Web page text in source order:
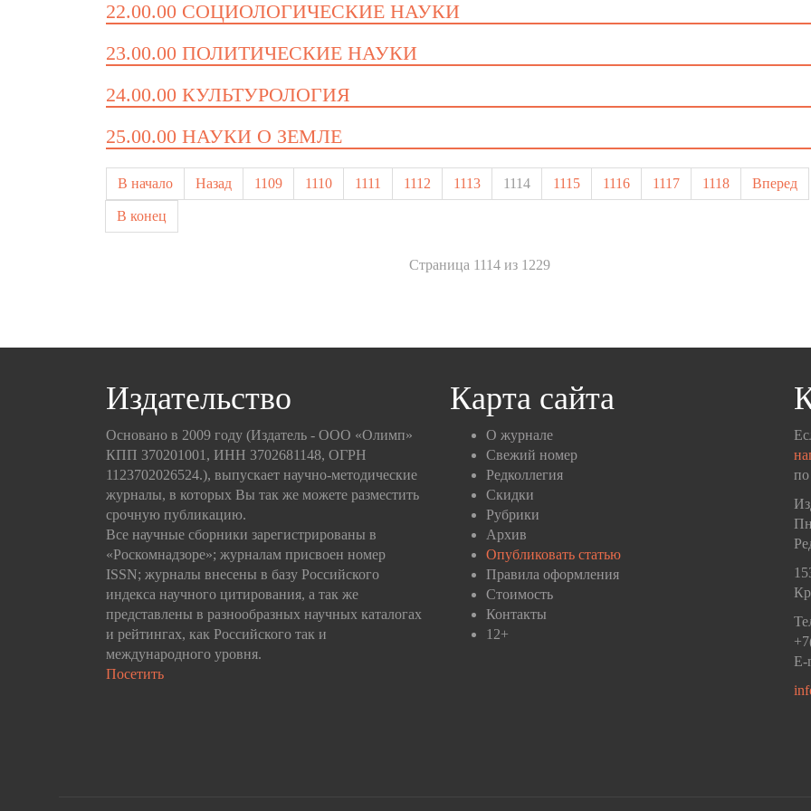
22.00.00 СОЦИОЛОГИЧЕСКИЕ НАУКИ
23.00.00 ПОЛИТИЧЕСКИЕ НАУКИ
24.00.00 КУЛЬТУРОЛОГИЯ
25.00.00 НАУКИ О ЗЕМЛЕ
В начало Назад 1109 1110 1111 1112 1113 1114 1115 1116 1117 1118 Вперед
В конец
Страница 1114 из 1229
Издательство
Основано в 2009 году (Издатель - ООО «Олимп»
КПП 370201001, ИНН 3702681148, ОГРН
1123702026524.), выпускает научно-методические
журналы, в которых Вы так же можете разместить
срочную публикацию.
Все научные сборники зарегистрированы в
«Роскомнадзоре»; журналам присвоен номер
ISSN; журналы внесены в базу Российского
индекса научного цитирования, а так же
представлены в разнообразных научных каталогах
и рейтингах, как Российского так и
международного уровня.
Посетить
Карта сайта
О журнале
Свежий номер
Редколлегия
Скидки
Рубрики
Архив
Опубликовать статью
Правила оформления
Стоимость
Контакты
12+
по
E-